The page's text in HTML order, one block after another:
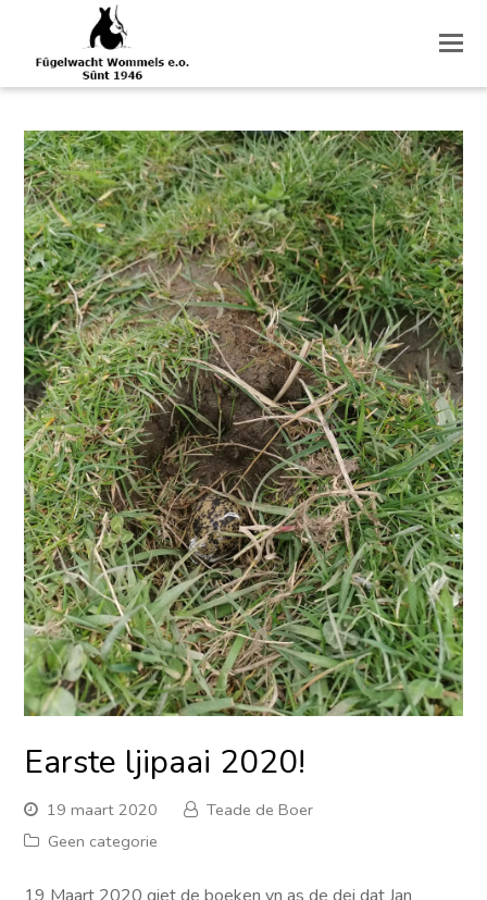
Earste ljipaai 2020!
19 maart 2020
Teade de Boer
Geen categorie
19 Maart 2020 giet de boeken yn as de dei dat Jan